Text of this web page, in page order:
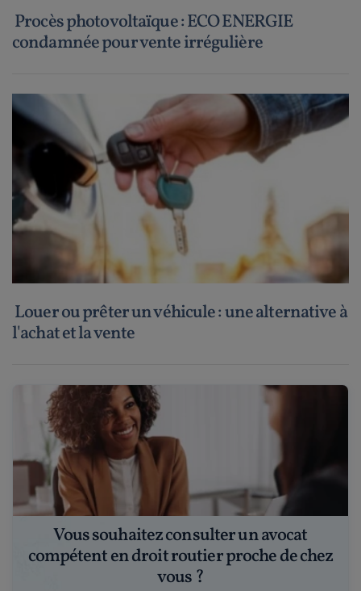
Procès photovoltaïque : ECO ENERGIE
condamnée pour vente irrégulière
Louer ou prêter un véhicule : une alternative à
l'achat et la vente
Vous souhaitez consulter un avocat
compétent en droit routier proche de chez
vous ?